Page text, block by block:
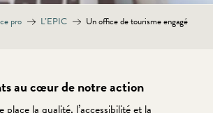
pro L’EPIC Un office de tourisme engagé
au cœur de notre action